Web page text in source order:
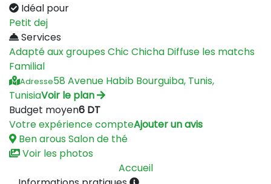
Idéal pour
Petit dej
Services
Adapté aux groupes Chic Chicha Diffuse les matchs
Familial
Adresse58 Avenue Habib Bourguiba, Tunis,
TunisiaVoir le plan
Budget moyen6 DT
Votre expérience compteAjouter un avis
Ben arous Salon de thé
Voir les photos
Accueil